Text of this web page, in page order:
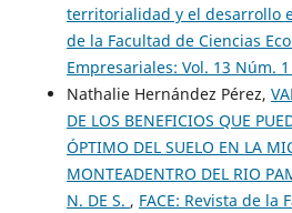
territorialidad y el desarrollo
de la Facultad de Ciencias
Empresariales: Vol. 13 Núm.
Nathalie Hernández Pérez,
DE LOS BENEFICIOS QUE
ÓPTIMO DEL SUELO EN LA
MONTEADENTRO DEL RIO
N. DE S. , FACE: Revista de la